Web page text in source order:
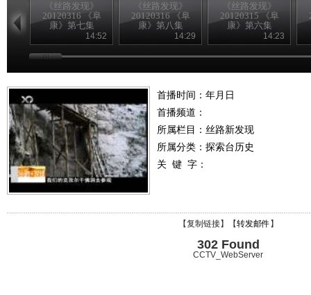
《丝路发现》
20120316 《阜
康》第七集
14:52
《丝路发现》
20120316 《阜
康》第八集
14:29
《丝路发现》
20120315 《阜
康》第六集
14:23
首播时间：年月日
首播频道：
所属栏目： 丝路新发现
所属分类：探索台历史
关 键 字：
【复制链接】【转发邮件 】
302 Found
CCTV_WebServer